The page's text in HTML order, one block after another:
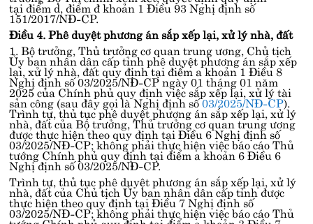
tạiđiểm d, điểm đ khoản 1 Điều 93 Nghị định số
151/2017/NĐ-CP.
Điều 4. Phê duyệt phương án sắp xếp lại, xử lý nhà, đất
1. Bộ trưởng, Thủ trưởng cơ quan trung ương, Chủ tịch
Ủy ban nhân dân cấp tỉnh phê duyệt phương án sắp xếp
lại, xử lý nhà, đất quy định tạiđiểm a khoản 1 Điều 8
Nghị định số 03/2025/NĐ-CPngày 01 tháng 01 năm
2025 của Chính phủ quy định việc sắp xếp lại, xử lý tài
sản công (sau đây gọi là Nghị định số03/2025/NĐ-CP).
Trình tự, thủ tục phê duyệt phương án sắp xếp lại, xử lý
nhà, đất của Bộ trưởng, Thủ trưởng cơ quan trung ương
được thực hiện theo quy định tạiĐiều 6 Nghị định số
03/2025/NĐ-CP; không phải thực hiện việc báo cáo Thủ
tướng Chính phủ quy định tạiđiểm a khoản 6 Điều 6
Nghị định số 03/2025/NĐ-CP.
Trình tự, thủ tục phê duyệt phương án sắp xếp lại, xử lý
nhà, đất của Chủ tịch Ủy ban nhân dân cấp tỉnh được
thực hiện theo quy định tạiĐiều 7 Nghị định số
03/2025/NĐ-CP; không phải thực hiện việc báo cáo Thủ